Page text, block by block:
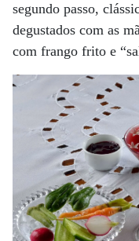
segundo passo,
degustados com as
com frango frito e